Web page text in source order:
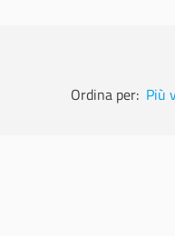
Ordina per: Più